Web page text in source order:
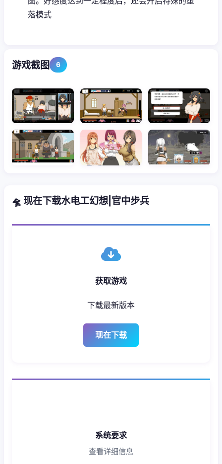
落模式
游戏截图 6
🛸 现在下载水电工幻想|官中步兵
获取游戏
下载最新版本
现在下载
系统要求
查看详细信息